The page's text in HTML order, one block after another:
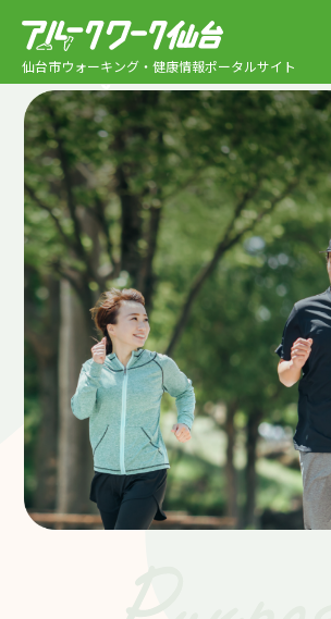
仙台市ウォーキング・健康情報ポータルサイト